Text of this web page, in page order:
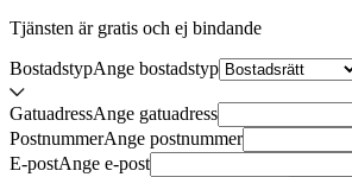
Tjänsten är gratis och ej bindande
BostadstypAnge bostadstyp
GatuadressAnge gatuadress
PostnummerAnge postnummer
E-postAnge e-post